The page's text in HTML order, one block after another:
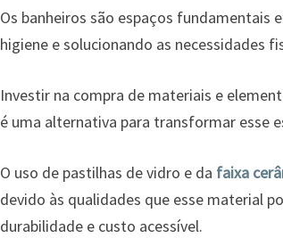
Os banheiros são espaços
higiene e solucionando as necessidades
Investir na compra de materiais e
é uma alternativa para transformar esse
O uso de pastilhas de vidro e da faixa
devido às qualidades que esse material
durabilidade e custo acessível.